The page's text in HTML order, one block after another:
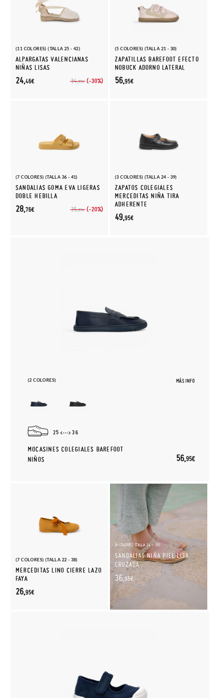
(11 COLORES) (TALLA 25 - 42)
ALPARGATAS VALENCIANAS
NIÑAS LISAS
34,95€ (-30%)
24,46€
(5 COLORES) (TALLA 21 - 30)
ZAPATILLAS BAREFOOT EFECTO
NOBUCK ADORNO LATERAL
56,95€
(7 COLORES) (TALLA 36 - 41)
SANDALIAS GOMA EVA LIGERAS
DOBLE HEBILLA
35,95€ (-20%)
28,76€
(3 COLORES) (TALLA 24 - 39)
ZAPATOS COLEGIALES
MERCEDITAS NIÑA TIRA
ADHERENTE
49,95€
(2 COLORES) MÁS INFO
25 36
MOCASINES COLEGIALES BAREFOOT
NIÑOS
56,95€
(7 COLORES) (TALLA 22 - 38)
MERCEDITAS LINO CIERRE LAZO
FAYA
26,95€
(6 COLORES) (TALLA 24 - 39)
SANDALIAS NIÑA PIEL LISA
CRUZADA
36, 95€